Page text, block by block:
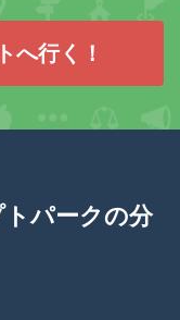
へ行く！
パークの分